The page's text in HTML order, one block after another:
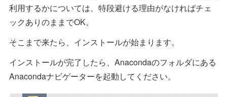
利用するかについては、特段避ける理由がなければチェ
ックありのままでOK。
そこまで来たら、インストールが始まります。
インストールが完了したら、Anacondaのフォルダにある
Anacondaナビゲーターを起動してください。